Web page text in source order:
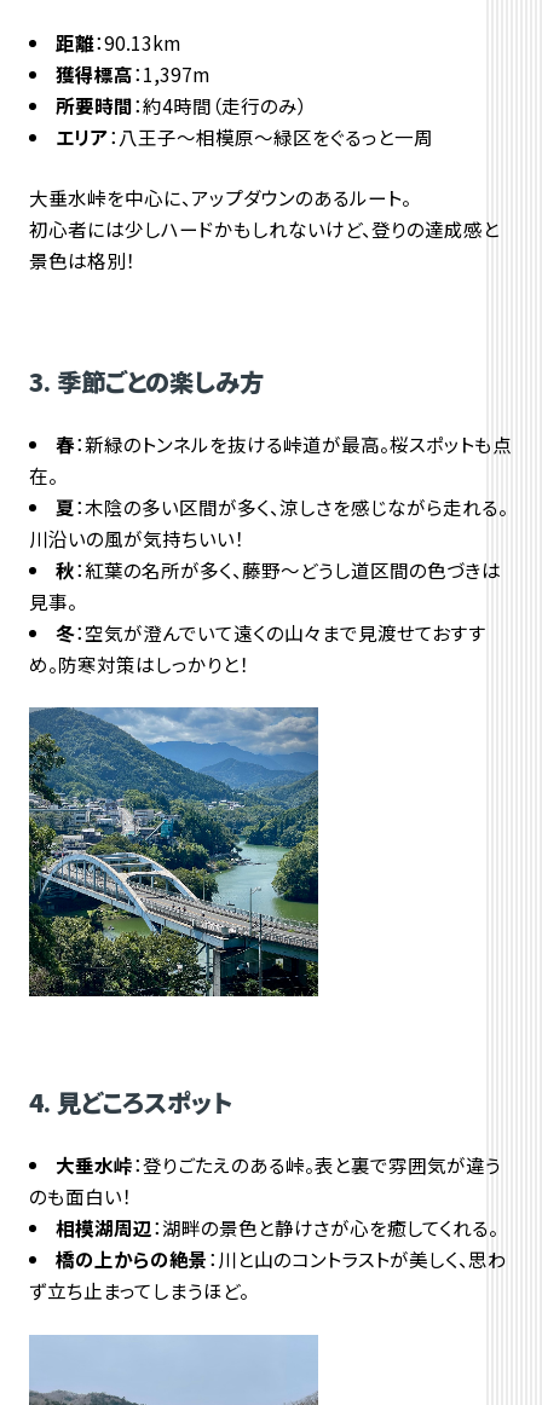
距離：90.13km
獲得標高：1,397m
所要時間：約4時間（走行のみ）
エリア：八王子〜相模原〜緑区をぐるっと一周
大垂水峠を中心に、アップダウンのあるルート。
初心者には少しハードかもしれないけど、登りの達成感と
景色は格別！
3. 季節ごとの楽しみ方
春：新緑のトンネルを抜ける峠道が最高。桜スポットも点
在。
夏：木陰の多い区間が多く、涼しさを感じながら走れる。
川沿いの風が気持ちいい！
秋：紅葉の名所が多く、藤野～どうし道区間の色づきは
見事。
冬：空気が澄んでいて遠くの山々まで見渡せておすす
め。防寒対策はしっかりと！
4. 見どころスポット
大垂水峠：登りごたえのある峠。表と裏で雰囲気が違う
のも面白い！
相模湖周辺：湖畔の景色と静けさが心を癒してくれる。
橋の上からの絶景：川と山のコントラストが美しく、思わ
ず立ち止まってしまうほど。